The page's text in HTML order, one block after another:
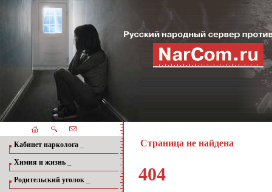
Кабинет нарколога
Химия и жизнь
Родительский уголок
Страница не найдена
404